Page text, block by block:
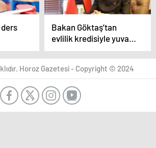
Bakan Göktaş’tan
evlilik kredisiyle yuva
kuran ve bebeklerini
kucağına alan
depremzede çifte
Horoz Gazetesi - Copyright © 2024